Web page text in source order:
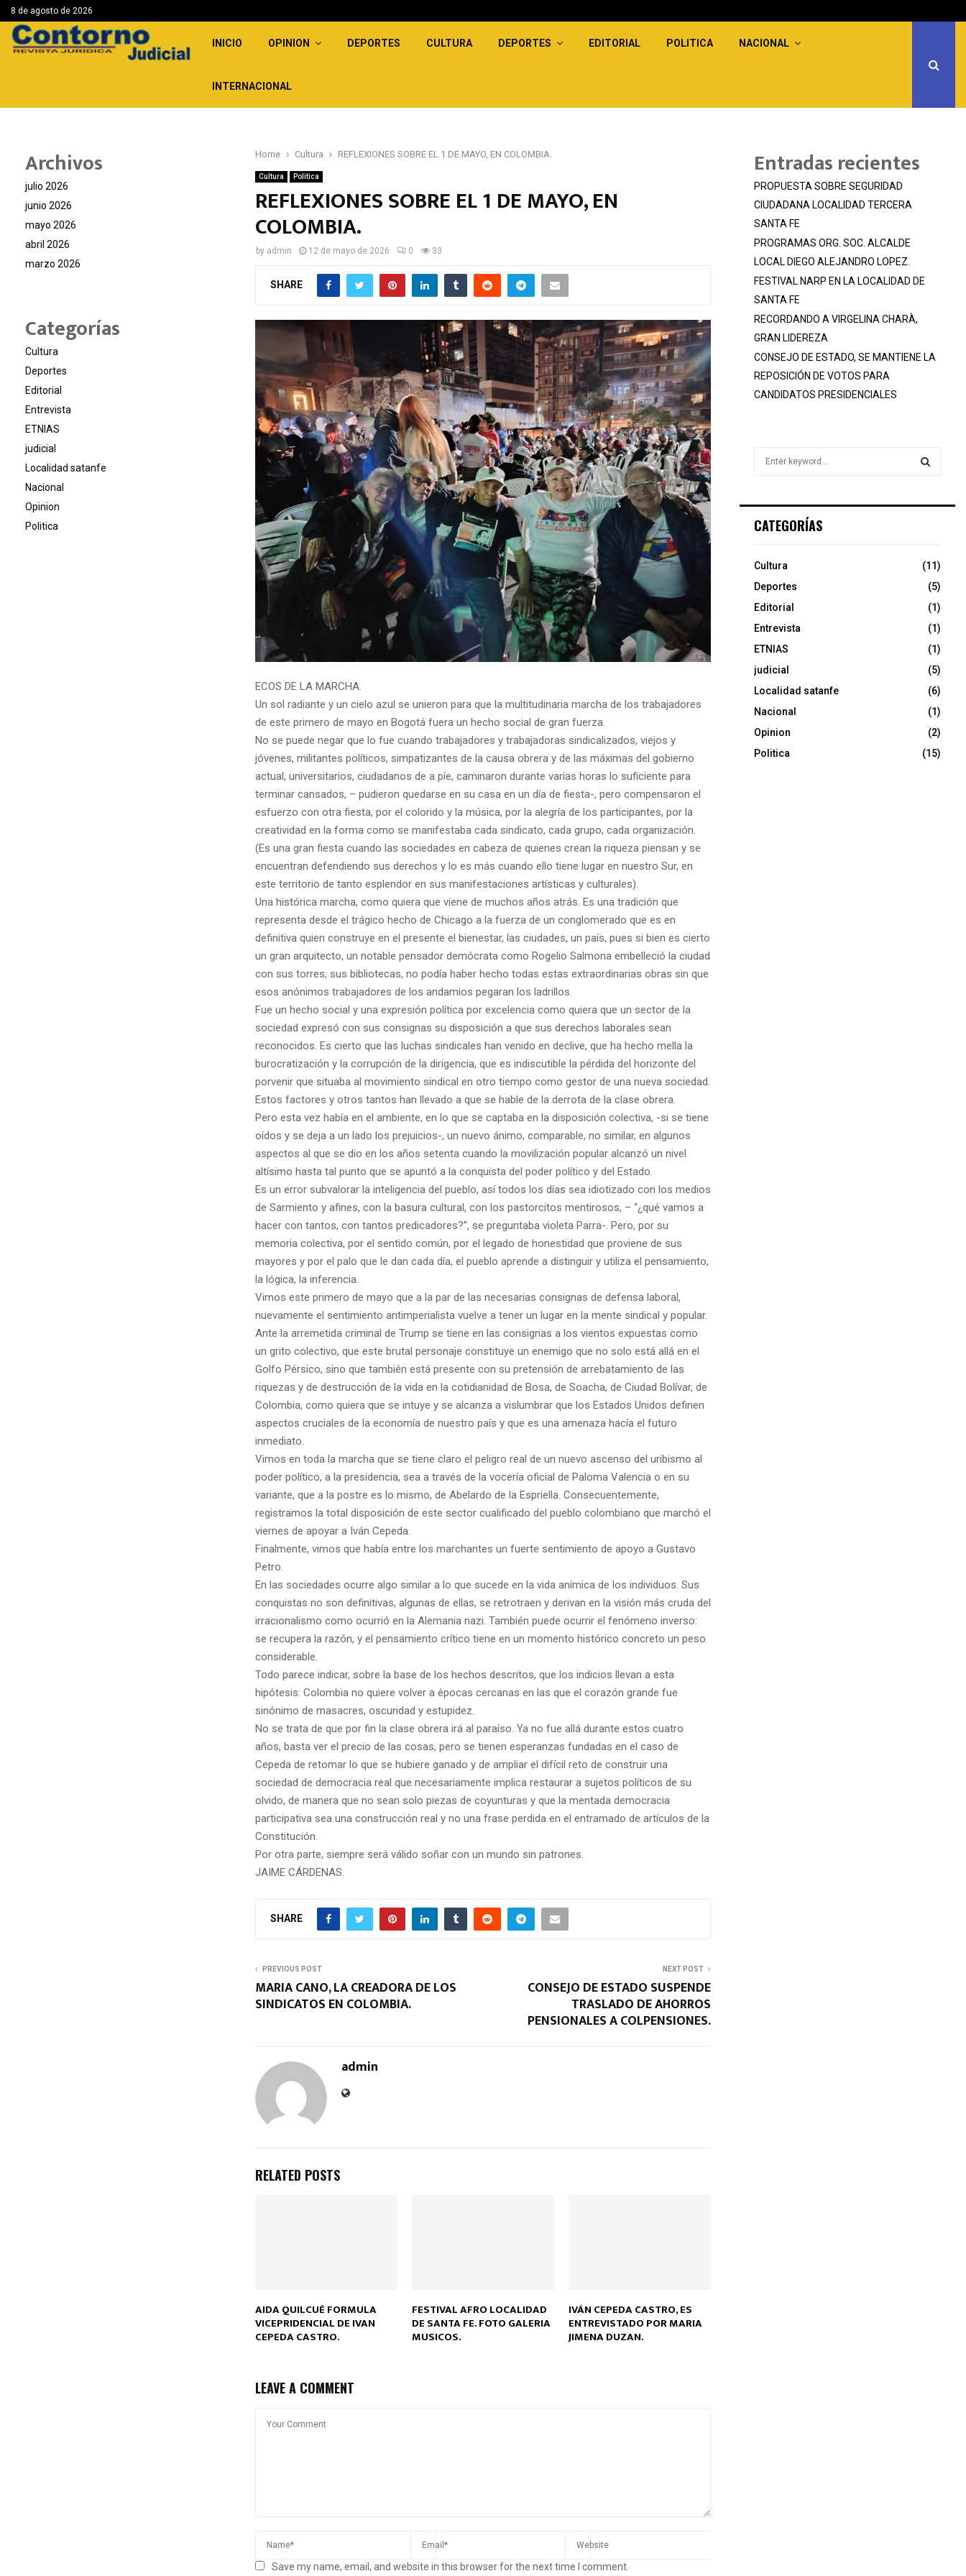
8 de agosto de 2026
INICIO OPINION DEPORTES CULTURA DEPORTES EDITORIAL POLITICA NACIONAL
INTERNACIONAL
Home Cultura REFLEXIONES SOBRE EL 1 DE MAYO, EN COLOMBIA.
Cultura Politica
REFLEXIONES SOBRE EL 1 DE MAYO, EN
COLOMBIA.
by admin 12 de mayo de 2026 0 33
SHARE
ECOS DE LA MARCHA.
Un sol radiante y un cielo azul se unieron para que la multitudinaria marcha de los trabajadores
de este primero de mayo en Bogotá fuera un hecho social de gran fuerza.
No se puede negar que lo fue cuando trabajadores y trabajadoras sindicalizados, viejos y
jóvenes, militantes políticos, simpatizantes de la causa obrera y de las máximas del gobierno
actual, universitarios, ciudadanos de a píe, caminaron durante varias horas lo suficiente para
terminar cansados, – pudieron quedarse en su casa en un día de fiesta-, pero compensaron el
esfuerzo con otra fiesta, por el colorido y la música, por la alegría de los participantes, por la
creatividad en la forma como se manifestaba cada sindicato, cada grupo, cada organización.
(Es una gran fiesta cuando las sociedades en cabeza de quienes crean la riqueza piensan y se
encuentran defendiendo sus derechos y lo es más cuando ello tiene lugar en nuestro Sur, en
este territorio de tanto esplendor en sus manifestaciones artísticas y culturales).
Una histórica marcha, como quiera que viene de muchos años atrás. Es una tradición que
representa desde el trágico hecho de Chicago a la fuerza de un conglomerado que es en
definitiva quien construye en el presente el bienestar, las ciudades, un país, pues si bien es cierto
un gran arquitecto, un notable pensador demócrata como Rogelio Salmona embelleció la ciudad
con sus torres, sus bibliotecas, no podía haber hecho todas estas extraordinarias obras sin que
esos anónimos trabajadores de los andamios pegaran los ladrillos.
Fue un hecho social y una expresión política por excelencia como quiera que un sector de la
sociedad expresó con sus consignas su disposición a que sus derechos laborales sean
reconocidos. Es cierto que las luchas sindicales han venido en declive, que ha hecho mella la
burocratización y la corrupción de la dirigencia, que es indiscutible la pérdida del horizonte del
porvenir que situaba al movimiento sindical en otro tiempo como gestor de una nueva sociedad.
Estos factores y otros tantos han llevado a que se hable de la derrota de la clase obrera.
Pero esta vez había en el ambiente, en lo que se captaba en la disposición colectiva, -si se tiene
oídos y se deja a un lado los prejuicios-, un nuevo ánimo, comparable, no similar, en algunos
aspectos al que se dio en los años setenta cuando la movilización popular alcanzó un nivel
altísimo hasta tal punto que se apuntó a la conquista del poder político y del Estado.
Es un error subvalorar la inteligencia del pueblo, así todos los días sea idiotizado con los medios
de Sarmiento y afines, con la basura cultural, con los pastorcitos mentirosos, – “¿qué vamos a
hacer con tantos, con tantos predicadores?”, se preguntaba violeta Parra-. Pero, por su
memoria colectiva, por el sentido común, por el legado de honestidad que proviene de sus
mayores y por el palo que le dan cada día, el pueblo aprende a distinguir y utiliza el pensamiento,
la lógica, la inferencia.
Vimos este primero de mayo que a la par de las necesarias consignas de defensa laboral,
nuevamente el sentimiento antimperialista vuelve a tener un lugar en la mente sindical y popular.
Ante la arremetida criminal de Trump se tiene en las consignas a los vientos expuestas como
un grito colectivo, que este brutal personaje constituye un enemigo que no solo está allá en el
Golfo Pérsico, sino que también está presente con su pretensión de arrebatamiento de las
riquezas y de destrucción de la vida en la cotidianidad de Bosa, de Soacha, de Ciudad Bolívar, de
Colombia, como quiera que se intuye y se alcanza a vislumbrar que los Estados Unidos definen
aspectos cruciales de la economía de nuestro país y que es una amenaza hacía el futuro
inmediato.
Vimos en toda la marcha que se tiene claro el peligro real de un nuevo ascenso del uribismo al
poder político, a la presidencia, sea a través de la vocería oficial de Paloma Valencia o en su
variante, que a la postre es lo mismo, de Abelardo de la Espriella. Consecuentemente,
registramos la total disposición de este sector cualificado del pueblo colombiano que marchó el
viernes de apoyar a Iván Cepeda.
Finalmente, vimos que había entre los marchantes un fuerte sentimiento de apoyo a Gustavo
Petro.
En las sociedades ocurre algo similar a lo que sucede en la vida anímica de los individuos. Sus
conquistas no son definitivas, algunas de ellas, se retrotraen y derivan en la visión más cruda del
irracionalismo como ocurrió en la Alemania nazi. También puede ocurrir el fenómeno inverso:
se recupera la razón, y el pensamiento crítico tiene en un momento histórico concreto un peso
considerable.
Todo parece indicar, sobre la base de los hechos descritos, que los indicios llevan a esta
hipótesis: Colombia no quiere volver a épocas cercanas en las que el corazón grande fue
sinónimo de masacres, oscuridad y estupidez.
No se trata de que por fin la clase obrera irá al paraíso. Ya no fue allá durante estos cuatro
años, basta ver el precio de las cosas, pero se tienen esperanzas fundadas en el caso de
Cepeda de retomar lo que se hubiere ganado y de ampliar el difícil reto de construir una
sociedad de democracia real que necesariamente implica restaurar a sujetos políticos de su
olvido, de manera que no sean solo piezas de coyunturas y que la mentada democracia
participativa sea una construcción real y no una frase perdida en el entramado de artículos de la
Constitución.
Por otra parte, siempre será válido soñar con un mundo sin patrones.
JAIME CÁRDENAS.
SHARE
PREVIOUS POST
MARIA CANO, LA CREADORA DE LOS
SINDICATOS EN COLOMBIA.
NEXT POST
CONSEJO DE ESTADO SUSPENDE
TRASLADO DE AHORROS
PENSIONALES A COLPENSIONES.
admin
RELATED POSTS
AIDA QUILCUÈ FORMULA
VICEPRIDENCIAL DE IVAN
CEPEDA CASTRO.
FESTIVAL AFRO LOCALIDAD
DE SANTA FE. FOTO GALERIA
MUSICOS.
IVÁN CEPEDA CASTRO, ES
ENTREVISTADO POR MARIA
JIMENA DUZAN.
LEAVE A COMMENT
Save my name, email, and website in this browser for the next time I comment.
Archivos
julio 2026
junio 2026
mayo 2026
abril 2026
marzo 2026
Categorías
Cultura
Deportes
Editorial
Entrevista
ETNIAS
judicial
Localidad satanfe
Nacional
Opinion
Politica
Entradas recientes
PROPUESTA SOBRE SEGURIDAD
CIUDADANA LOCALIDAD TERCERA
SANTA FE
PROGRAMAS ORG. SOC. ALCALDE
LOCAL DIEGO ALEJANDRO LOPEZ.
FESTIVAL NARP EN LA LOCALIDAD DE
SANTA FE
RECORDANDO A VIRGELINA CHARÀ,
GRAN LIDEREZA
CONSEJO DE ESTADO, SE MANTIENE LA
REPOSICIÓN DE VOTOS PARA
CANDIDATOS PRESIDENCIALES
h
o
:
CATEGORÍAS
Cultura
(11)
Deportes
(5)
Editorial
(1)
Entrevista
(1)
ETNIAS
(1)
judicial
(5)
Localidad satanfe
(6)
Nacional
(1)
Opinion
(2)
Politica
(15)